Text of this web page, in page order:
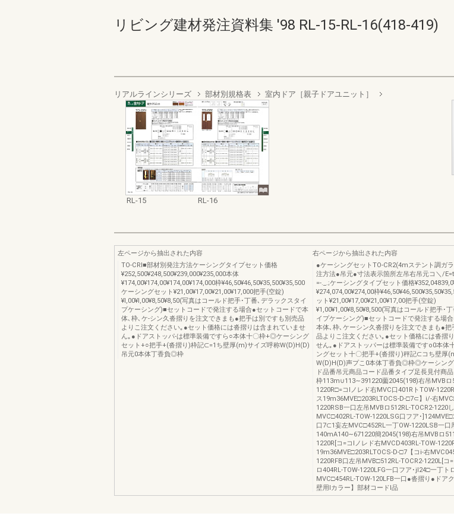
リビング建材発注資料集 '98 RL-15-RL-16(418-419)
リアルラインシリーズ 部材別規格表 室内ドア［親子ドアユニット］
RL-15 RL-16
左ページから抽出された内容
TO-CRl■部材別発注方法ケーシングタイプセット価格
¥252,500¥248,500¥239,000¥235,000本体
¥174,00¥174,00¥174,00¥174,000枠¥46,50¥46,50¥35,500¥35,500
ケーシングセット¥21,00¥17,00¥21,00¥17,000把手(空錠)
¥l,00¥l,00¥8,50¥8,50(写真はコールド把手･丁番､デラックスタイ
プケーシング)■セットコードで発注する場合●セットコードで本
体､枠､ケ-シン久沓摺りを注文できまも●把手は別ですも別売品
よりこ注文ください｡●セット価格には沓摺りは含まれていませ
ん｡●ドアストッパ-は標準装備ですら○本体十〇枠+◎ケーシング
セット+○把手+(沓摺り)枠記⊂=1ち壁厚(m)サイズ呼称W(D)H(D)
吊元0本体丁香負◎枠
右ページから抽出された内容
●ケーシングセットTO-CR2(4mステント調ガ
注方法●吊元●寸法表示箇所左吊右吊元コ＼/
=-._.;ケーシングタイプセット価格
¥274,074,00¥274,00枠
ット¥21,00¥17,00¥21,00¥17,00把手(空錠)
¥1,00¥1,00¥8,50¥8,500(写真はコールド把手･
イプケーシング)■セットコードで発注する場
本体､枠､ケーシン久沓摺りを注文できまも●把
品よりこ注文ください｡●セット価格には沓摺
せん｡●ドアストッパーは標準装備ですo0本体
ングセット十〇把手+(沓摺り)秤記⊂コち壁厚
W(D)H(D)声プこ0本体丁香負◎枠◎ケーシン
ド品番吊元商品コード品番タイプ足長見付商
枠113m∪113∼391220薗2045(198)右吊MVBロ
1220R□=コIノレド右MVC口401RトTOW-
ス19m36MVE□203RLTOCS-D-□7⊂】i/-右
1220RSB一口左吊MVBロ512RL-TOCR2-1220
MVC□402RL-TOW-1220LSG口フア･
口7⊂1妄左MVC□452RL一丁OW-1220LSB一口
140mA140∼671220簡2045(198)右吊MVBロ
1220R[コ=コlノレド右MVCD403RL-TOW-
19m36MVE□203RLTOCS-D-□7【コi-右
1220RFB口左吊MVB□512RL-TOCR2-1220L[コ
ロ404RL-TOW-1220LFG一口フア･jl24□一丁
MVC□454RL-TOW-120LFB一口●沓摺り●ドア
壁用lカラー】部材コードl品